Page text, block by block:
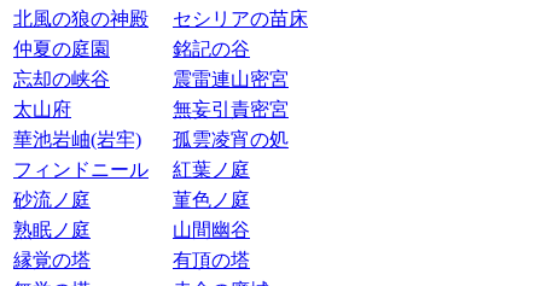
北風の狼の神殿
セシリアの苗床
仲夏の庭園
銘記の谷
忘却の峡谷
震雷連山密宮
太山府
無妄引責密宮
華池岩岫(岩牢)
孤雲凌宵の処
フィンドニール
紅葉ノ庭
砂流ノ庭
菫色ノ庭
熟眠ノ庭
山間幽谷
縁覚の塔
有頂の塔